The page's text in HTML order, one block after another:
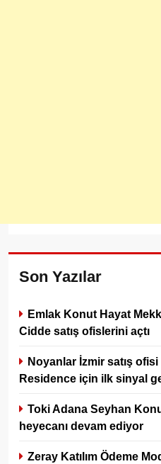
Son Yazılar
Emlak Konut Hayat
Cidde satış ofislerini açtı
Noyanlar İzmir satış
Residence için ilk sinyal
Toki Adana Seyhan
heyecanı devam ediyor
Zeray Katılım Ödeme